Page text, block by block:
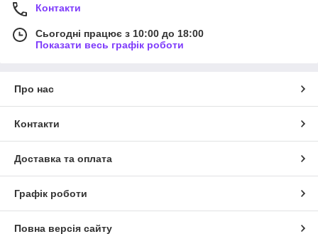
Контакти
Сьогодні працює з 10:00 до 18:00
Показати весь графік роботи
Про нас
Контакти
Доставка та оплата
Графік роботи
Повна версія сайту